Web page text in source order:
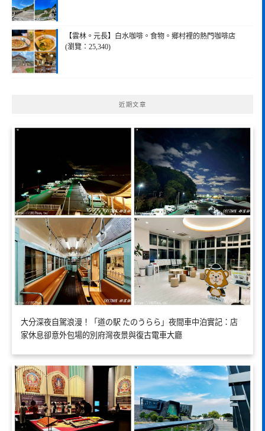
【雲林。元長】白水咖啡。食物。鄉村裡的熱門咖啡店
(瀏覽：25,340)
近期文章
大分深夜自駕浪漫！「道の駅 たのうらら」夜間車中泊實記：店
家休息卻意外包場的別府灣夜景與復古電車大廳